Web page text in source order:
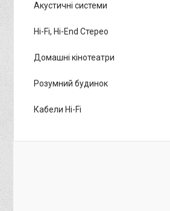
Акустичні системи
Hi-Fi, Hi-End Стерео
Домашні кінотеатри
Розумний будинок
Кабели Hi-Fi